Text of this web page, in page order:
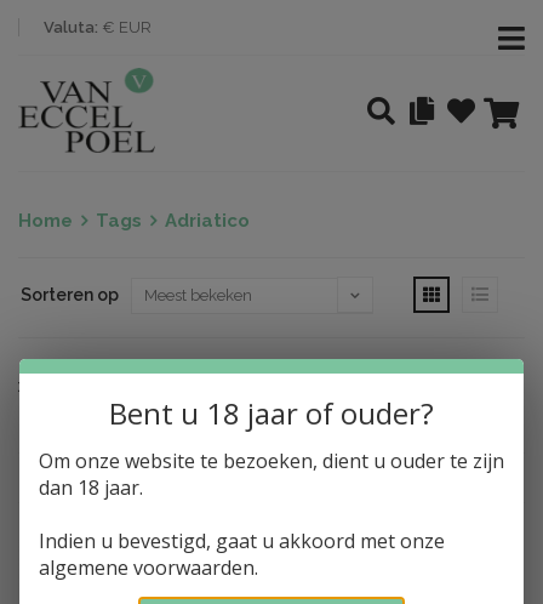
Valuta: € EUR
Home Tags Adriatico
Sorteren op
Nothing found
Bent u 18 jaar of ouder?
Om onze website te bezoeken, dient u ouder te zijn
dan 18 jaar.
Indien u bevestigd, gaat u akkoord met onze
algemene voorwaarden.